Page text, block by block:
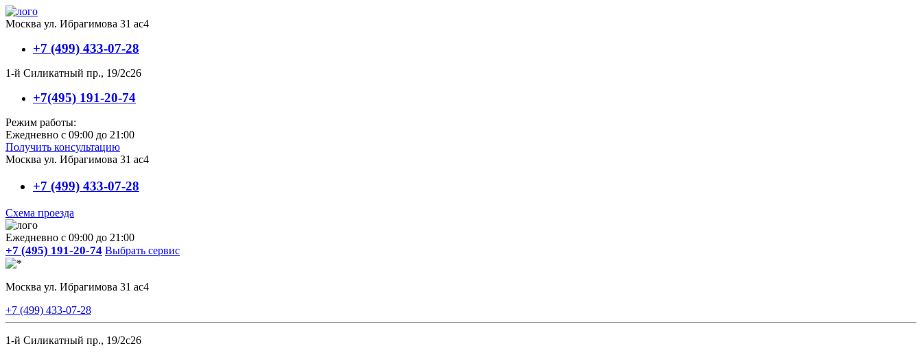
Москва ул. Ибрагимова 31 ас4
+7 (499) 433-07-28
1-й Силикатный пр., 19/2с26
+7(495) 191-20-74
Режим работы:
Ежедневно с 09:00 до 21:00
Получить консультацию
Москва ул. Ибрагимова 31 ас4
+7 (499) 433-07-28
Схема проезда
Ежедневно с 09:00 до 21:00
+7 (495) 191-20-74 Выбрать сервис
Москва ул. Ибрагимова 31 ас4
+7 (499) 433-07-28
1-й Силикатный пр., 19/2с26